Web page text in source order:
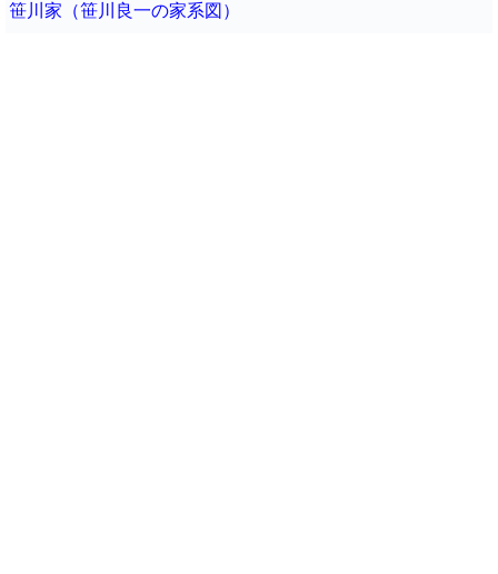
笹川家（笹川良一の家系図）